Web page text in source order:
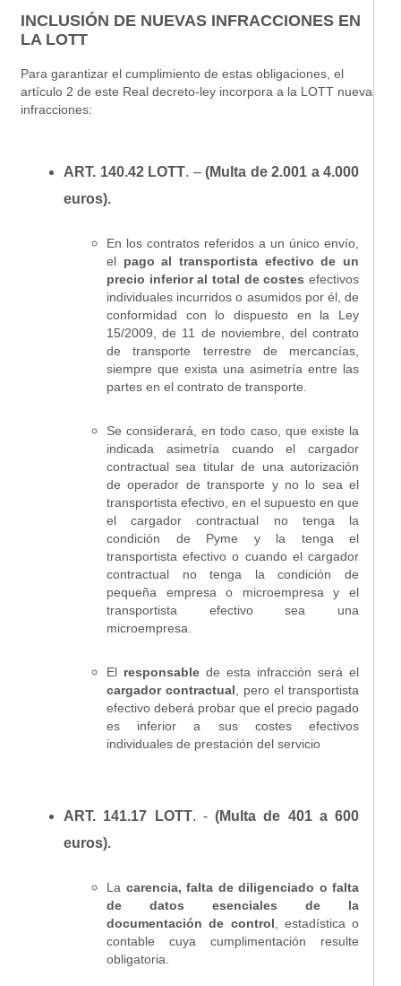
INCLUSIÓN DE NUEVAS INFRACCIONES EN
LA LOTT
Para garantizar el cumplimiento de estas obligaciones, el
artículo 2 de este Real decreto-ley incorpora a la LOTT nuevas
infracciones:
ART. 140.42 LOTT. – (Multa de 2.001 a 4.000
euros).
En los contratos referidos a un único envío,
el pago al transportista efectivo de un
precio inferior al total de costes efectivos
individuales incurridos o asumidos por él, de
conformidad con lo dispuesto en la Ley
15/2009, de 11 de noviembre, del contrato
de transporte terrestre de mercancías,
siempre que exista una asimetría entre las
partes en el contrato de transporte.
Se considerará, en todo caso, que existe la
indicada asimetría cuando el cargador
contractual sea titular de una autorización
de operador de transporte y no lo sea el
transportista efectivo, en el supuesto en que
el cargador contractual no tenga la
condición de Pyme y la tenga el
transportista efectivo o cuando el cargador
contractual no tenga la condición de
pequeña empresa o microempresa y el
transportista efectivo sea una
microempresa.
El responsable de esta infracción será el
cargador contractual , pero el transportista
efectivo deberá probar que el precio pagado
es inferior a sus costes efectivos
individuales de prestación del servicio
ART. 141.17 LOTT. - (Multa de 401 a 600
euros).
La carencia, falta de diligenciado o falta
de datos esenciales de la
documentación de control , estadística o
contable cuya cumplimentación resulte
obligatoria.